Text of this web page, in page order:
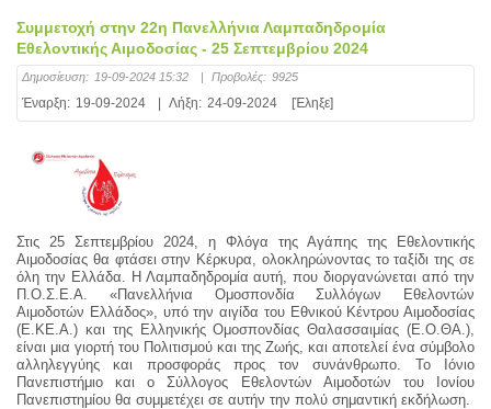
Συμμετοχή στην 22η Πανελλήνια Λαμπαδηδρομία
Εθελοντικής Αιμοδοσίας - 25 Σεπτεμβρίου 2024
Δημοσίευση: 19-09-2024 15:32 | Προβολές: 9925
Έναρξη: 19-09-2024 | Λήξη: 24-09-2024 [Έληξε]
Στις 25 Σεπτεμβρίου 2024, η Φλόγα της Αγάπης της Εθελοντικής
Αιμοδοσίας θα φτάσει στην Κέρκυρα, ολοκληρώνοντας το ταξίδι της σε
όλη την Ελλάδα. Η Λαμπαδηδρομία αυτή, που διοργανώνεται από την
Π.Ο.Σ.Ε.Α. «Πανελλήνια Ομοσπονδία Συλλόγων Εθελοντών
Αιμοδοτών Ελλάδος», υπό την αιγίδα του Εθνικού Κέντρου Αιμοδοσίας
(Ε.ΚΕ.Α.) και της Ελληνικής Ομοσπονδίας Θαλασσαιμίας (Ε.Ο.ΘΑ.),
είναι μια γιορτή του Πολιτισμού και της Ζωής, και αποτελεί ένα σύμβολο
αλληλεγγύης και προσφοράς προς τον συνάνθρωπο. Το Ιόνιο
Πανεπιστήμιο και ο Σύλλογος Εθελοντών Αιμοδοτών του Ιονίου
Πανεπιστημίου θα συμμετέχει σε αυτήν την πολύ σημαντική εκδήλωση.